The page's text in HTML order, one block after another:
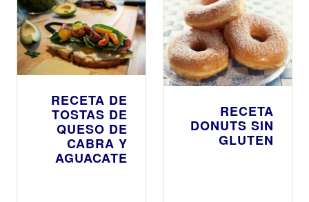
RECETA DE
TOSTAS DE
QUESO DE
CABRA Y
AGUACATE
RECETA
DONUTS SIN
GLUTEN